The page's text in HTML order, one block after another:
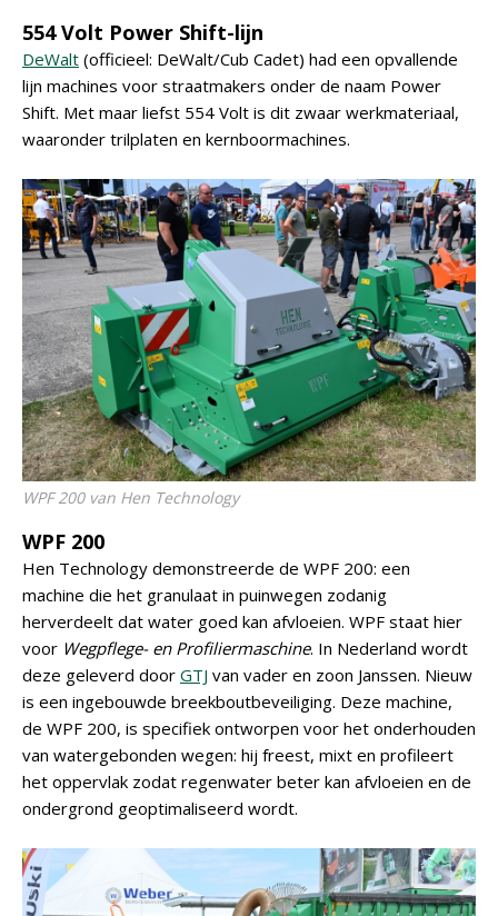
554 Volt Power Shift-lijn
DeWalt (officieel: DeWalt/Cub Cadet) had een opvallende
lijn machines voor straatmakers onder de naam Power
Shift. Met maar liefst 554 Volt is dit zwaar werkmateriaal,
waaronder trilplaten en kernboormachines.
WPF 200 van Hen Technology
WPF 200
Hen Technology demonstreerde de WPF 200: een
machine die het granulaat in puinwegen zodanig
herverdeelt dat water goed kan afvloeien. WPF staat hier
voor Wegpflege- en Profiliermaschine. In Nederland wordt
deze geleverd door GTJ van vader en zoon Janssen. Nieuw
is een ingebouwde breekboutbeveiliging. Deze machine,
de WPF 200, is specifiek ontworpen voor het onderhouden
van watergebonden wegen: hij freest, mixt en profileert
het oppervlak zodat regenwater beter kan afvloeien en de
ondergrond geoptimaliseerd wordt.